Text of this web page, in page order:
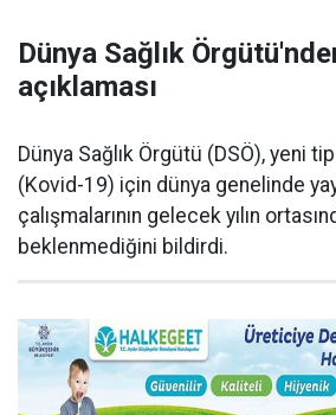
Dünya Sağlık
açıklaması
Dünya Sağlık Örgütü (DSÖ), yeni
(Kovid-19) için dünya genelinde
çalışmalarının gelecek yılın
beklenmediğini bildirdi.